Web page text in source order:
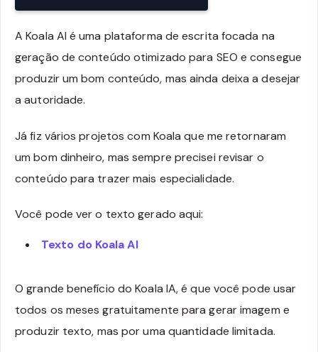
A Koala AI é uma plataforma de escrita focada na
geração de conteúdo otimizado para SEO e consegue
produzir um bom conteúdo, mas ainda deixa a desejar
a autoridade.
Já fiz vários projetos com Koala que me retornaram
um bom dinheiro, mas sempre precisei revisar o
conteúdo para trazer mais especialidade.
Você pode ver o texto gerado aqui:
Texto do Koala AI
O grande benefício do Koala IA, é que você pode usar
todos os meses gratuitamente para gerar imagem e
produzir texto, mas por uma quantidade limitada.